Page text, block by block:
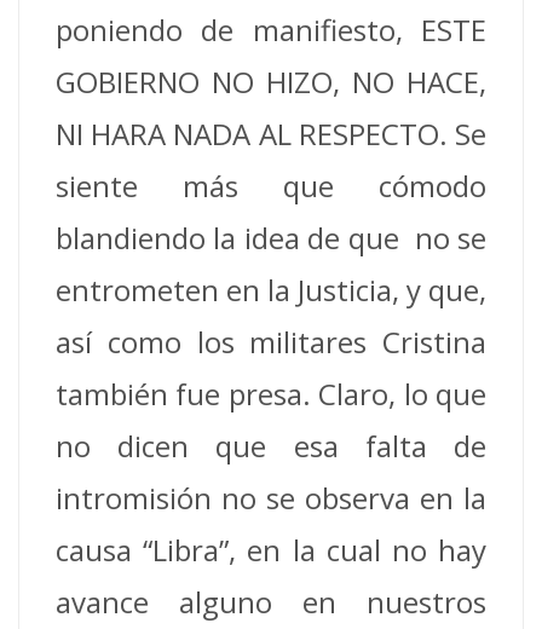
poniendo de manifiesto, ESTE
GOBIERNO NO HIZO, NO HACE,
NI HARA NADA AL RESPECTO. Se
siente más que cómodo
blandiendo la idea de que no se
entrometen en la Justicia, y que,
así como los militares Cristina
también fue presa. Claro, lo que
no dicen que esa falta de
intromisión no se observa en la
causa “Libra”, en la cual no hay
avance alguno en nuestros